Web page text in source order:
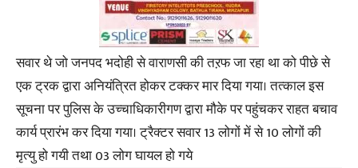
सवार थे जो जनपद भदोही से वाराणसी की तऱफ जा रहा था को पीछे से
एक ट्रक द्वारा अनियंत्रित होकर टक्कर मार दिया गया। तत्काल इस
सूचना पर पुलिस के उच्चाधिकारीगण द्वारा मौके पर पहुंचकर राहत बचाव
कार्य प्रारंभ कर दिया गया। ट्रैक्टर सवार 13 लोगों में से 10 लोगों की
मृत्यु हो गयी तथा 03 लोग घायल हो गये